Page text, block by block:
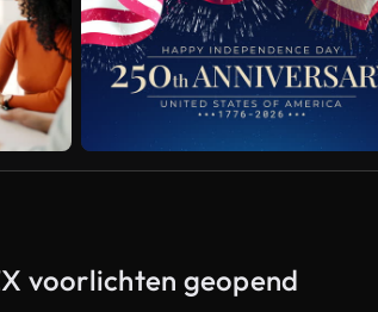
voorlichten geopend